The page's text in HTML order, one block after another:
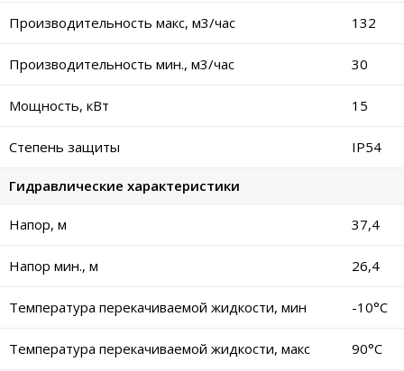
Производительность макс, м3/час 132
Производительность мин., м3/час 30
Мощность, кВт 15
Степень защиты IP54
Гидравлические характеристики
Напор, м 37,4
Напор мин., м 26,4
Температура перекачиваемой жидкости, мин -10°C
Температура перекачиваемой жидкости, макс 90°C